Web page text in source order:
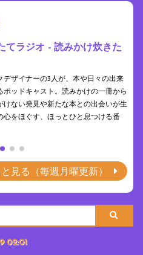
それって和？ - J-WAVE
香り、文字など、暮らしに息づく"和"の魅
ッドキャスト。昔ながらの日本らしさと現
来しながら、何気ない日常に隠れた「和」
で再発見できるかも。
と見る（毎週月曜更新）
02:01